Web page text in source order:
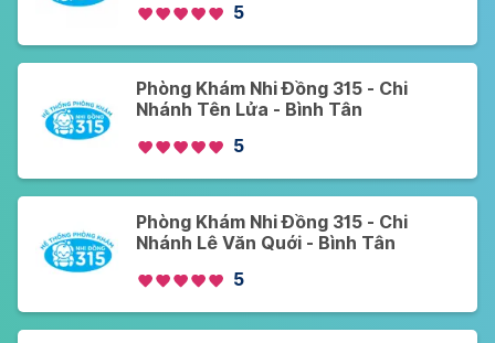
5
Phòng Khám Nhi Đồng 315 - Chi
Nhánh Tên Lửa - Bình Tân
5
Phòng Khám Nhi Đồng 315 - Chi
Nhánh Lê Văn Quới - Bình Tân
5